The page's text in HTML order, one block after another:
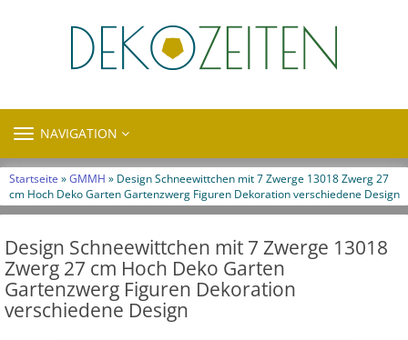
TOGGLE
NAVIGATION
Startseite »GMMH » Design Schneewittchen mit 7 Zwerge 13018 Zwerg 27
cm Hoch Deko Garten Gartenzwerg Figuren Dekoration verschiedene Design
Design Schneewittchen mit 7 Zwerge 13018
Zwerg 27 cm Hoch Deko Garten
Gartenzwerg Figuren Dekoration
verschiedene Design